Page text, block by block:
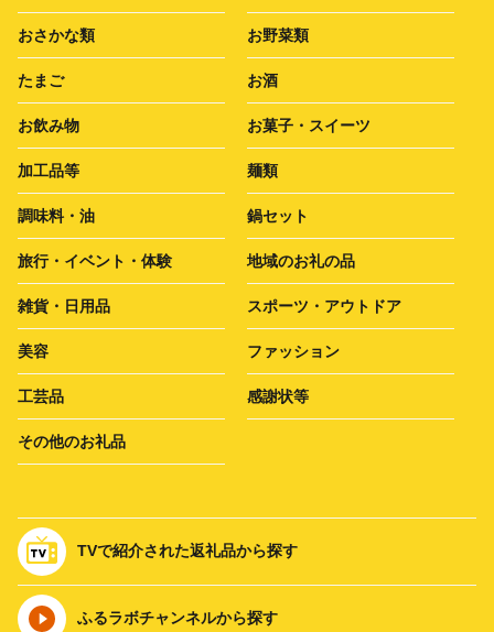
おさかな類 お野菜類
たまご お酒
お飲み物 お菓子・スイーツ
加工品等 麺類
調味料・油 鍋セット
旅行・イベント・体験 地域のお礼の品
雑貨・日用品 スポーツ・アウトドア
美容 ファッション
工芸品 感謝状等
その他のお礼品
TVで紹介された返礼品から探す
ふるラボチャンネルから探す